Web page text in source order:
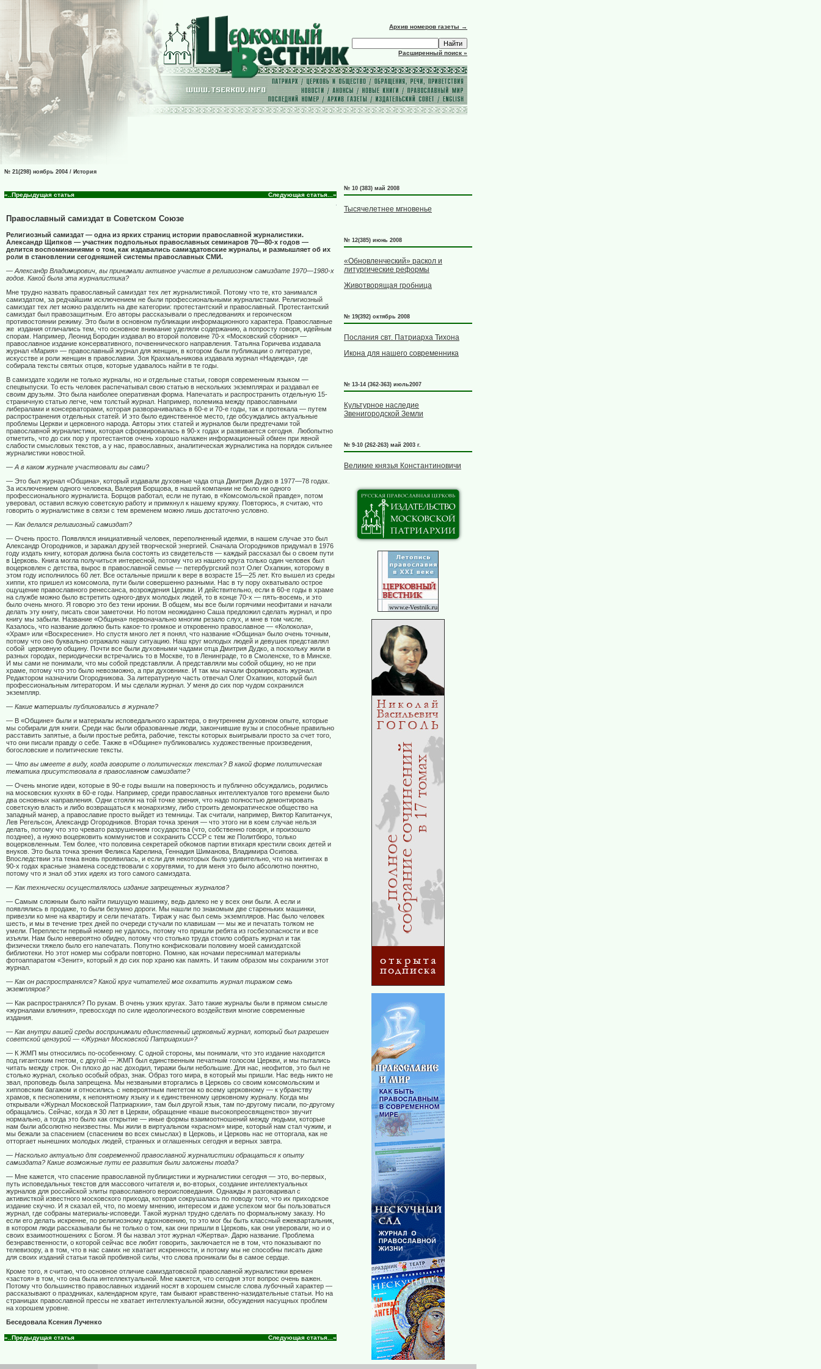
Архив номеров газеты →
Расширенный поиск »
№ 21(298) ноябрь 2004 / История
«..Предыдущая статья Следующая статья...»
Православный самиздат в Советском Союзе
Религиозный самиздат — одна из ярких страниц истории православной журналистики.
Александр Щипков — участник подпольных православных семинаров 70—80-х годов —
делится воспоминаниями о том, как издавались самиздатовские журналы, и размышляет об их
роли в становлении сегодняшней системы православных СМИ.
— Александр Владимирович, вы принимали активное участие в религиозном самиздате 1970—1980-х
годов. Какой была эта журналистика?
Мне трудно назвать православный самиздат тех лет журналистикой. Потому что те, кто занимался
самиздатом, за редчайшим исключением не были профессиональными журналистами. Религиозный
самиздат тех лет можно разделить на две категории: протестантский и православный. Протестантский
самиздат был правозащитным. Его авторы рассказывали о преследованиях и героическом
противостоянии режиму. Это были в основном публикации информационного характера. Православные
же издания отличались тем, что основное внимание уделяли содержанию, а попросту говоря, идейным
спорам. Например, Леонид Бородин издавал во второй половине 70-х «Московский сборник» —
православное издание консервативного, почвеннического направления. Татьяна Горичева издавала
журнал «Мария» — православный журнал для женщин, в котором были публикации о литературе,
искусстве и роли женщин в православии. Зоя Крахмальникова издавала журнал «Надежда», где
собирала тексты святых отцов, которые удавалось найти в те годы.
В самиздате ходили не только журналы, но и отдельные статьи, говоря современным языком —
спецвыпуски. То есть человек распечатывал свою статью в нескольких экземплярах и раздавал ее
своим друзьям. Это была наиболее оперативная форма. Напечатать и распространить отдельную 15-
страничную статью легче, чем толстый журнал. Например, полемика между православными
либералами и консерваторами, которая разворачивалась в 60-е и 70-е годы, так и протекала — путем
распространения отдельных статей. И это было единственное место, где обсуждались актуальные
проблемы Церкви и церковного народа. Авторы этих статей и журналов были предтечами той
православной журналистики, которая сформировалась в 90-х годах и развивается сегодня.
Любопытно
отметить, что до сих пор у протестантов очень хорошо налажен информационный обмен при явной
слабости смысловых текстов, а у нас, православных, аналитическая журналистика на порядок сильнее
журналистики новостной.
— А в каком журнале участвовали вы сами?
— Это был журнал «Община», который издавали духовные чада отца Дмитрия Дудко в 1977—78 годах.
За исключением одного человека, Валерия Борщова, в нашей компании не было ни одного
профессионального журналиста. Борщов работал, если не путаю, в «Комсомольской правде», потом
уверовал, оставил всякую советскую работу и примкнул к нашему кружку. Повторюсь, я считаю, что
говорить о журналистике в связи с тем временем можно лишь достаточно условно.
— Как делался религиозный самиздат?
— Очень просто. Появлялся инициативный человек, переполненный идеями, в нашем случае это был
Александр Огородников, и заражал друзей творческой энергией. Сначала Огородников придумал в 1976
году издать книгу, которая должна была состоять из свидетельств — каждый рассказал бы о своем пути
в Церковь. Книга могла получиться интересной, потому что из нашего круга только один человек был
воцерковлен с детства, вырос в православной семье — петербургский поэт Олег Охапкин, которому в
этом году исполнилось 60 лет. Все остальные пришли к вере в возрасте 15—25 лет. Кто вышел из среды
хиппи, кто пришел из комсомола, пути были совершенно разными. Нас в ту пору охватывало острое
ощущение православного ренессанса, возрождения Церкви. И действительно, если в 60-е годы в храме
на службе можно было встретить одного-двух молодых людей, то в конце 70-х — пять-восемь, и это
было очень много. Я говорю это без тени иронии. В общем, мы все были горячими неофитами и начали
делать эту книгу, писать свои заметочки. Но потом неожиданно Саша предложил сделать журнал, и про
книгу мы забыли. Название «Община» первоначально многим резало слух, и мне в том числе.
Казалось, что название должно быть какое-то громкое и откровенно православное — «Колокола»,
«Храм» или «Воскресение». Но спустя много лет я понял, что название «Община» было очень точным,
потому что оно буквально отражало нашу ситуацию. Наш круг молодых людей и девушек представлял
собой церковную общину. Почти все были духовными чадами отца Дмитрия Дудко, а поскольку жили в
разных городах, периодически встречались то в Москве, то в Ленинграде, то в Смоленске, то в Минске.
И мы сами не понимали, что мы собой представляли. А представляли мы собой общину, но не при
храме, потому что это было невозможно, а при духовнике. И так мы начали формировать журнал.
Редактором назначили Огородникова. За литературную часть отвечал Олег Охапкин, который был
профессиональным литератором. И мы сделали журнал. У меня до сих пор чудом сохранился
экземпляр.
— Какие материалы публиковались в журнале?
— В «Общине» были и материалы исповедального характера, о внутреннем духовном опыте, которые
мы собирали для книги. Среди нас были образованные люди, закончившие вузы и способные правильно
расставить запятые, а были простые ребята, рабочие, тексты которых выигрывали просто за счет того,
что они писали правду о себе. Также в «Общине» публиковались художественные произведения,
богословские и политические тексты.
— Что вы имеете в виду, когда говорите о политических текстах? В какой форме политическая
тематика присутствовала в православном самиздате?
— Очень многие идеи, которые в 90-е годы вышли на поверхность и публично обсуждались, родились
на московских кухнях в 60-е годы. Например, среди православных интеллектуалов того времени было
два основных направления. Одни стояли на той точке зрения, что надо полностью демонтировать
советскую власть и либо возвращаться к монархизму, либо строить демократическое общество на
западный манер, а православие просто выйдет из темницы. Так считали, например, Виктор Капитанчук,
Лев Регельсон, Александр Огородников. Вторая точка зрения — что этого ни в коем случае нельзя
делать, потому что это чревато разрушением государства (что, собственно говоря, и произошло
позднее), а нужно воцерковить коммунистов и сохранить СССР с тем же Политбюро, только
воцерковленным. Тем более, что половина секретарей обкомов партии втихаря крестили своих детей и
внуков. Это была точка зрения Феликса Карелина, Геннадия Шиманова, Владимира Осипова.
Впоследствии эта тема вновь проявилась, и если для некоторых было удивительно, что на митингах в
90-х годах красные знамена соседствовали с хоругвями, то для меня это было абсолютно понятно,
потому что я знал об этих идеях из того самого самиздата.
— Как технически осуществлялось издание запрещенных журналов?
— Самым сложным было найти пишущую машинку, ведь далеко не у всех они были. А если и
появлялись в продаже, то были безумно дороги. Мы нашли по знакомым две стареньких машинки,
привезли ко мне на квартиру и сели печатать. Тираж у нас был семь экземпляров. Нас было человек
шесть, и мы в течение трех дней по очереди стучали по клавишам — мы же и печатать толком не
умели. Переплести первый номер не удалось, потому что пришли ребята из госбезопасности и все
изъяли. Нам было невероятно обидно, потому что столько труда стоило собрать журнал и так
физически тяжело было его напечатать. Попутно конфисковали половину моей самиздатской
библиотеки. Но этот номер мы собрали повторно. Помню, как ночами переснимал материалы
фотоаппаратом «Зенит», который я до сих пор храню как память. И таким образом мы сохранили этот
журнал.
— Как он распространялся? Какой круг читателей мог охватить журнал тиражом семь
экземпляров?
— Как распространялся? По рукам. В очень узких кругах. Зато такие журналы были в прямом смысле
«журналами влияния», превосходя по силе идеологического воздействия многие современные
издания.
— Как внутри вашей среды воспринимали единственный церковный журнал, который был разрешен
советской цензурой — «Журнал Московской Патриархии»?
— К ЖМП мы относились по-особенному. С одной стороны, мы понимали, что это издание находится
под гигантским гнетом, с другой — ЖМП был единственным печатным голосом Церкви, и мы пытались
читать между строк. Он плохо до нас доходил, тиражи были небольшие. Для нас, неофитов, это был не
столько журнал, сколько особый образ, знак. Образ того мира, в который мы пришли. Нас ведь никто не
звал, проповедь была запрещена. Мы незваными вторгались в Церковь со своим комсомольским и
хипповским багажом и относились с невероятным пиететом ко всему церковному — к убранству
храмов, к песнопениям, к непонятному языку и к единственному церковному журналу. Когда мы
открывали «Журнал Московской Патриархии», там был другой язык, там по-другому писали, по-другому
обращались. Сейчас, когда я 30 лет в Церкви, обращение «ваше высокопреосвященство» звучит
нормально, а тогда это было как открытие — иные формы взаимоотношений между людьми, которые
нам были абсолютно неизвестны. Мы жили в виртуальном «красном» мире, который нам стал чужим, и
мы бежали за спасением (спасением во всех смыслах) в Церковь, и Церковь нас не отторгала, как не
отторгает нынешних молодых людей, странных и оглашенных сегодня и верных завтра.
— Насколько актуально для современной православной журналистики обращаться к опыту
самиздата? Какие возможные пути ее развития были заложены тогда?
— Мне кажется, что спасение православной публицистики и журналистики сегодня — это, во-первых,
путь исповедальных текстов для массового читателя и, во-вторых, создание интеллектуальных
журналов для российской элиты православного вероисповедания. Однажды я разговаривал с
активисткой известного московского прихода, которая сокрушалась по поводу того, что их приходское
издание скучно. И я сказал ей, что, по моему мнению, интересом и даже успехом мог бы пользоваться
журнал, где собраны материалы-исповеди. Такой журнал трудно сделать по формальному заказу. Но
если его делать искренне, по религиозному вдохновению, то это мог бы быть классный ежеквартальник,
в котором люди рассказывали бы не только о том, как они пришли в Церковь, как они уверовали, но и о
своих взаимоотношениях с Богом. Я бы назвал этот журнал «Жертва». Дарю название. Проблема
безнравственности, о которой сейчас все любят говорить, заключается не в том, что показывают по
телевизору, а в том, что в нас самих не хватает искренности, и потому мы не способны писать даже
для своих изданий статьи такой пробивной силы, что слова проникали бы в самое сердце.
Кроме того, я считаю, что основное отличие самиздатовской православной журналистики времен
«застоя» в том, что она была интеллектуальной. Мне кажется, что сегодня этот вопрос очень важен.
Потому что большинство православных изданий носят в хорошем смысле слова лубочный характер —
рассказывают о праздниках, календарном круге, там бывают нравственно-назидательные статьи. Но на
страницах православной прессы не хватает интеллектуальной жизни, обсуждения насущных проблем
на хорошем уровне.
Беседовала Ксения Лученко
«..Предыдущая статья Следующая статья...»
№ 10 (383) май 2008
Тысячелетнее мгновенье
№ 12(385) июнь 2008
«Обновленческий» раскол и
литургические реформы
Животворящая гробница
№ 19(392) октябрь 2008
Послания свт. Патриарха Тихона
Икона для нашего современника
№ 13-14 (362-363) июль2007
Культурное наследие
Звенигородской Земли
№ 9-10 (262-263) май 2003 г.
Великие князья Константиновичи